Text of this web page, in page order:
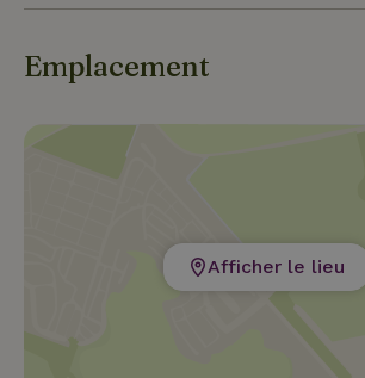
Emplacement
Afficher le lieu